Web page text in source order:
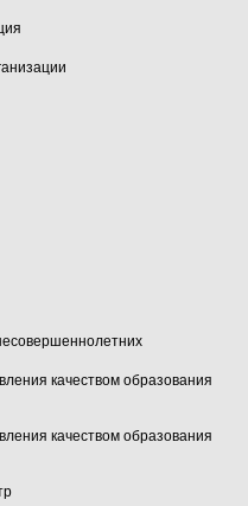
качеством образования
качеством образования